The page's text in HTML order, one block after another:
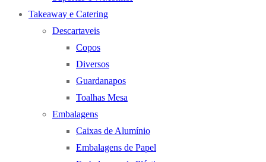
Takeaway e Catering
Descartaveis
Copos
Diversos
Guardanapos
Toalhas Mesa
Embalagens
Caixas de Alumínio
Embalagens de Papel